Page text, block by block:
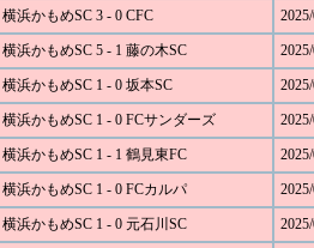
横浜かもめSC 3 - 0 CFC
横浜かもめSC 5 - 1 藤の木SC
横浜かもめSC 1 - 0 坂本SC
横浜かもめSC 1 - 0 FCサンダーズ
横浜かもめSC 1 - 1 鶴見東FC
横浜かもめSC 1 - 0 FCカルパ
横浜かもめSC 1 - 0 元石川SC